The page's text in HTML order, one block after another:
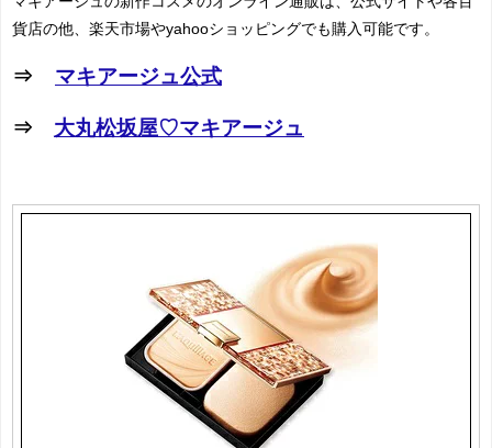
貨店の他、楽天市場やyahooショッピングでも購入可能です。
⇒ マキアージュ公式
⇒ 大丸松坂屋♡マキアージュ